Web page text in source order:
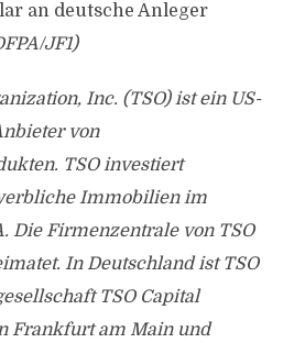
an deutsche Anleger
JF1)
Inc. (TSO) ist ein US-
von
TSO investiert
Immobilien im
Die Firmenzentrale von TSO
In Deutschland ist TSO
TSO Capital
Frankfurt am Main und